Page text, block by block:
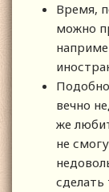
Время,
можно
вечно
же
не